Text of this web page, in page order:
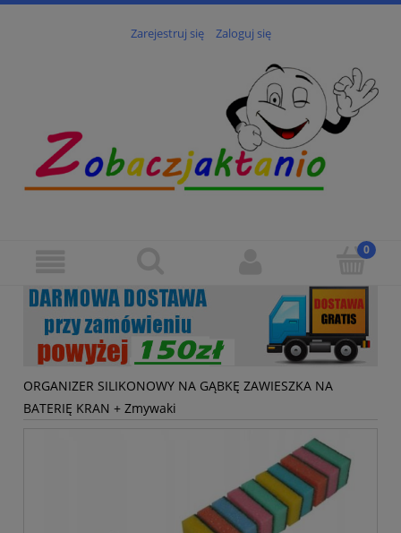
Zarejestruj się Zaloguj się
ORGANIZER SILIKONOWY NA GĄBKĘ ZAWIESZKA NA
BATERIĘ KRAN + Zmywaki